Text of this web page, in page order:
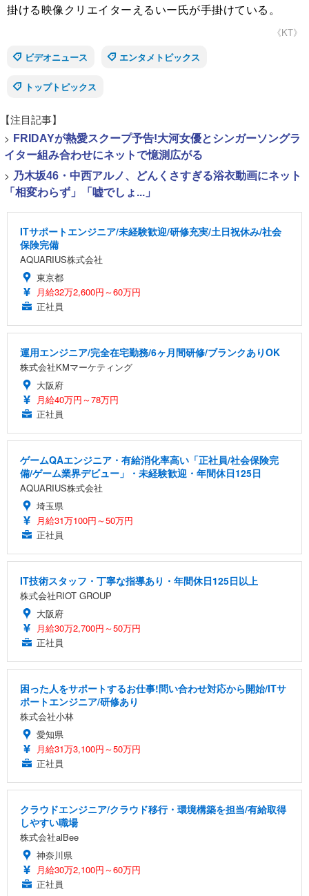
掛ける映像クリエイターえるいー氏が手掛けている。
《KT》
ビデオニュース
エンタメトピックス
トップトピックス
【注目記事】
> FRIDAYが熱愛スクープ予告!大河女優とシンガーソングラ
イター組み合わせにネットで憶測広がる
> 乃木坂46・中西アルノ、どんくさすぎる浴衣動画にネット
「相変わらず」「嘘でしょ...」
ITサポートエンジニア/未経験歓迎/研修充実/土日祝休み/社会
保険完備
AQUARIUS株式会社
東京都
月給32万2,600円～60万円
正社員
運用エンジニア/完全在宅勤務/6ヶ月間研修/ブランクありOK
株式会社KMマーケティング
大阪府
月給40万円～78万円
正社員
ゲームQAエンジニア・有給消化率高い「正社員/社会保険完
備/ゲーム業界デビュー」・未経験歓迎・年間休日125日
AQUARIUS株式会社
埼玉県
月給31万100円～50万円
正社員
IT技術スタッフ・丁寧な指導あり・年間休日125日以上
株式会社RIOT GROUP
大阪府
月給30万2,700円～50万円
正社員
困った人をサポートするお仕事!問い合わせ対応から開始/ITサ
ポートエンジニア/研修あり
株式会社小林
愛知県
月給31万3,100円～50万円
正社員
クラウドエンジニア/クラウド移行・環境構築を担当/有給取得
しやすい職場
株式会社alBee
神奈川県
月給30万2,100円～60万円
正社員